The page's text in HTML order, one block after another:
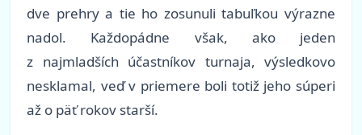
dve prehry a tie ho zosunuli tabuľkou výrazne
nadol. Každopádne však, ako jeden
z najmladších účastníkov turnaja, výsledkovo
nesklamal, veď v priemere boli totiž jeho súperi
až o päť rokov starší.